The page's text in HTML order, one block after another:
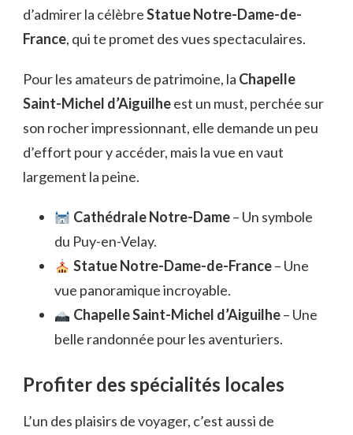
d’admirer la célèbreStatue Notre-Dame-de-
France, qui te promet des vues spectaculaires.
Pour les amateurs de patrimoine, la Chapelle
Saint-Michel d’Aiguilheest un must, perchée sur
son rocher impressionnant, elle demande un peu
d’effort pour y accéder, mais la vue en vaut
largement la peine.
Cathédrale Notre-Dame– Un symbole
du Puy-en-Velay.
Statue Notre-Dame-de-France– Une
vue panoramique incroyable.
Chapelle Saint-Michel d’Aiguilhe– Une
belle randonnée pour les aventuriers.
Profiter des spécialités locales
L’un des plaisirs de voyager, c’est aussi de